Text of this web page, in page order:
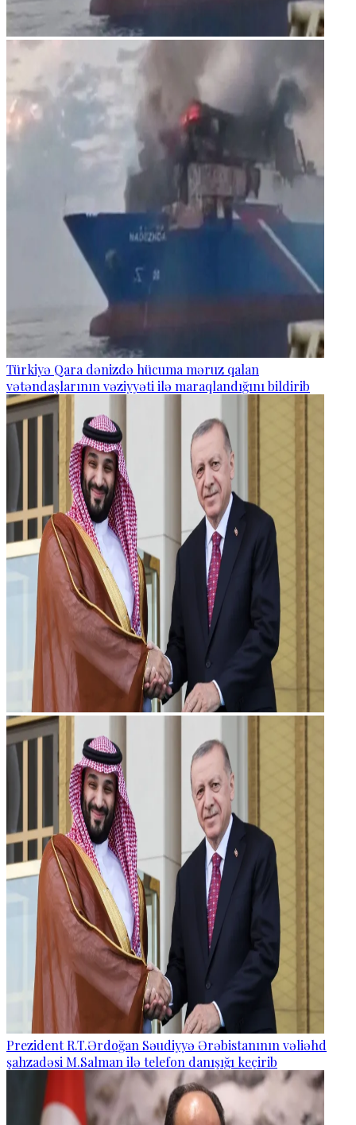
Türkiyə Qara dənizdə hücuma məruz qalan
vətəndaşlarının vəziyyəti ilə maraqlandığını bildirib
Prezident R.T.Ərdoğan Səudiyyə Ərəbistanının vəliəhd
şahzadəsi M.Salman ilə telefon danışığı keçirib